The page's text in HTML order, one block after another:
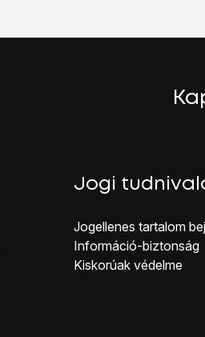
Jogi
Jogellenes ta rtalom
Inf ormáció-biztonság
Kiskorúak véd elme